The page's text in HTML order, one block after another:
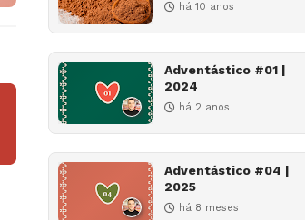
há 10 anos
Adventástico #01 |
2024
há 2 anos
Adventástico #04 |
2025
há 8 meses